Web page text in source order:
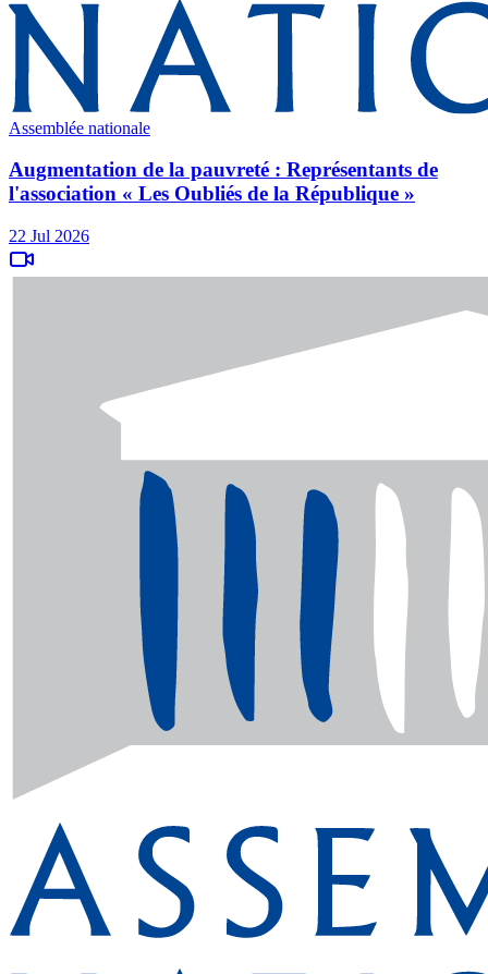
Assemblée nationale
Augmentation de la pauvreté : Représentants de
l'association « Les Oubliés de la République »
22 Jul 2026